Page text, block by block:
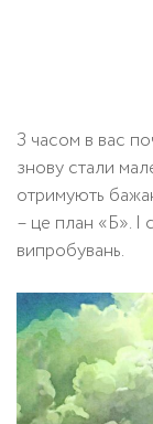
З часом в вас
знову стали
отримують
– це план «Б». І
випробувань.